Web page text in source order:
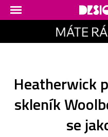
Heatherwick
skleník
se